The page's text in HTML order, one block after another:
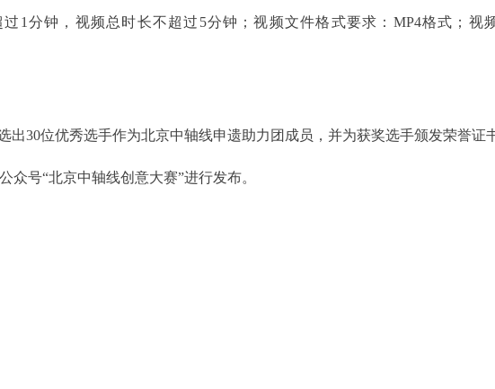
分钟，视频总时长不超过5分钟；视频文件格式要求：MP4格式；视
30位优秀选手作为北京中轴线申遗助力团成员，并为获奖选手颁发荣誉证
号“北京中轴线创意大赛”进行发布。